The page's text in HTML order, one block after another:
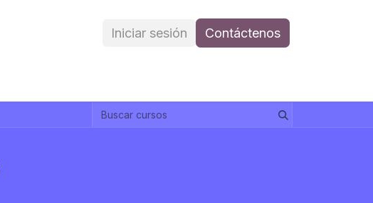
Iniciar sesión Contáctenos